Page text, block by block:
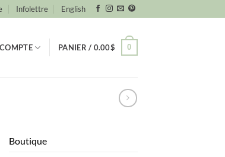
Infolettre English
PANIER / 0.00$ 0
Boutique